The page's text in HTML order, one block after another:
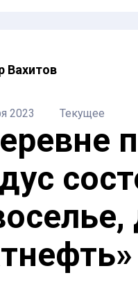
Вахитов
2023 Текущее